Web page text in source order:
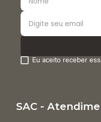
Eu aceito receber
SAC -